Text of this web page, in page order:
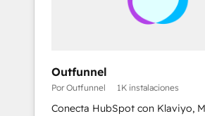
Outfunnel
Por Outfunnel 1K instalaciones
Conecta HubSpot con Klaviyo,